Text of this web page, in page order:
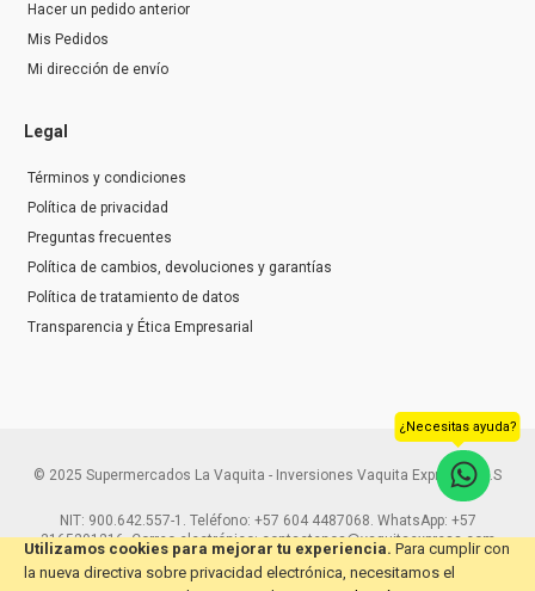
Utilizamos cookies para mejorar tu experiencia. Para cumplir con
la nueva directiva sobre privacidad electrónica, necesitamos el
Hacer un pedido anterior
Mis Pedidos
Mi dirección de envío
Legal
Términos y condiciones
Política de privacidad
Preguntas frecuentes
Política de cambios, devoluciones y garantías
Política de tratamiento de datos
Transparencia y Ética Empresarial
© 2025 Supermercados La Vaquita - Inversiones Vaquita Express S.A.S
NIT: 900.642.557-1. Teléfono: +57 604 4487068. WhatsApp: +57
3165291216. Correo electrónico: contactenos@vaquitaexpress.com
¿Necesitas ayuda?